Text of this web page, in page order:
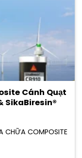
Cánh Quạt
SikaBiresin®
CHỮA COMPOSITE